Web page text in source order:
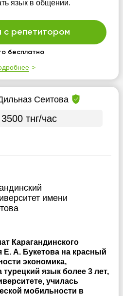
язык в общении.
с репетитором
бесплатно
Сеитова
3500 тнг/час
имени
Карагандинского
Е. А. Букетова на красный
экономика,
язык более 3 лет,
училась
мобильности в